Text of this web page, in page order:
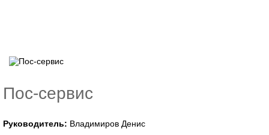
Пос-сервис
Руководитель: Владимиров Денис